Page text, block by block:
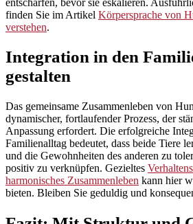
finden Sie im Artikel Körpersprache von
verstehen.
Integration in den
gestalten
Das gemeinsame Zusammenleben von
dynamischer, fortlaufender Prozess, der
Anpassung erfordert. Die erfolgreiche
Familienalltag bedeutet, dass beide Tiere
und die Gewohnheiten des anderen zu
positiv zu verknüpfen. Gezieltes
harmonisches Zusammenleben kann hier
bieten. Bleiben Sie geduldig und